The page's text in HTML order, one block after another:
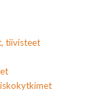
tiivisteet